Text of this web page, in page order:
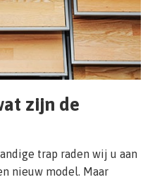
zijn de
trap raden wij u aan
nieuw model. Maar